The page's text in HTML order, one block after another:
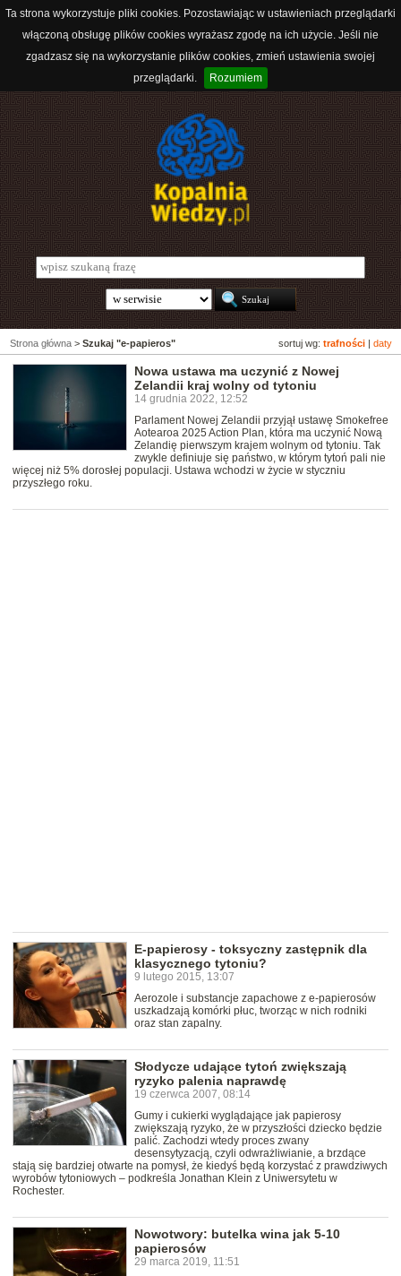
Ta strona wykorzystuje pliki cookies. Pozostawiając w ustawieniach przeglądarki
włączoną obsługę plików cookies wyrażasz zgodę na ich użycie. Jeśli nie
zgadzasz się na wykorzystanie plików cookies, zmień ustawienia swojej
przeglądarki.
Rozumiem
sortuj wg: trafności daty
Strona główna > Szukaj "e-papieros"
Nowa ustawa ma uczynić z Nowej
Zelandii kraj wolny od tytoniu
14 grudnia 2022, 12:52
Parlament Nowej Zelandii przyjął ustawę Smokefree
Aotearoa 2025 Action Plan, która ma uczynić Nową
Zelandię pierwszym krajem wolnym od tytoniu. Tak
zwykle definiuje się państwo, w którym tytoń pali nie
więcej niż 5% dorosłej populacji. Ustawa wchodzi w życie w styczniu
przyszłego roku.
E-papierosy - toksyczny zastępnik dla
klasycznego tytoniu?
9 lutego 2015, 13:07
Aerozole i substancje zapachowe z e-papierosów
uszkadzają komórki płuc, tworząc w nich rodniki
oraz stan zapalny.
Słodycze udające tytoń zwiększają
ryzyko palenia naprawdę
19 czerwca 2007, 08:14
Gumy i cukierki wyglądające jak papierosy
zwiększają ryzyko, że w przyszłości dziecko będzie
palić. Zachodzi wtedy proces zwany
desensytyzacją, czyli odwrażliwianie, a brzdące
stają się bardziej otwarte na pomysł, że kiedyś będą korzystać z prawdziwych
wyrobów tytoniowych – podkreśla Jonathan Klein z Uniwersytetu w
Rochester.
Nowotwory: butelka wina jak 5-10
papierosów
29 marca 2019, 11:51